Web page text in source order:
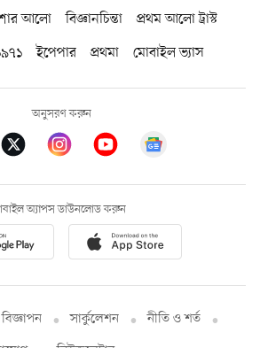
আলো বিজ্ঞানচিন্তা
প্রথম আলো ট্রাস্ট
ইপেপার প্রথমা মোবাইল ভ্যাস
অনুসরণ করুন
অ্যাপস ডাউনলোড করুন
বিজ্ঞাপন সার্কুলেশন
নীতি ও শর্ত